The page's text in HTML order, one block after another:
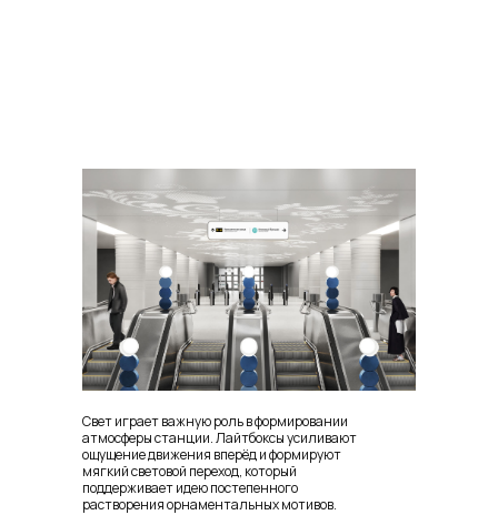
Свет играет важную роль в формировании
атмосферы станции. Лайтбоксы усиливают
ощущение движения вперёд и формируют
мягкий световой переход, который
поддерживает идею постепенного
растворения орнаментальных мотивов.